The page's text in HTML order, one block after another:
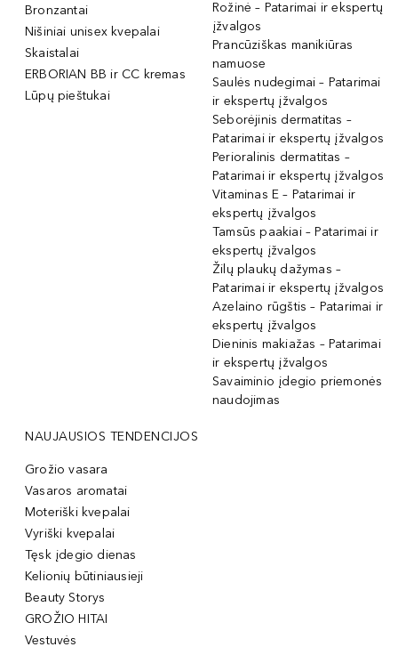
Bronzantai
Nišiniai unisex kvepalai
Skaistalai
ERBORIAN BB ir CC kremas
Lūpų pieštukai
Rožinė – Patarimai ir ekspertų
įžvalgos
Prancūziškas manikiūras
namuose
Saulės nudegimai – Patarimai
ir ekspertų įžvalgos
Seborėjinis dermatitas –
Patarimai ir ekspertų įžvalgos
Perioralinis dermatitas –
Patarimai ir ekspertų įžvalgos
Vitaminas E – Patarimai ir
ekspertų įžvalgos
Tamsūs paakiai – Patarimai ir
ekspertų įžvalgos
Žilų plaukų dažymas –
Patarimai ir ekspertų įžvalgos
Azelaino rūgštis – Patarimai ir
ekspertų įžvalgos
Dieninis makiažas – Patarimai
ir ekspertų įžvalgos
Savaiminio įdegio priemonės
naudojimas
NAUJAUSIOS TENDENCIJOS
Grožio vasara
Vasaros aromatai
Moteriški kvepalai
Vyriški kvepalai
Tęsk įdegio dienas
Kelionių būtiniausieji
Beauty Storys
GROŽIO HITAI
Vestuvės